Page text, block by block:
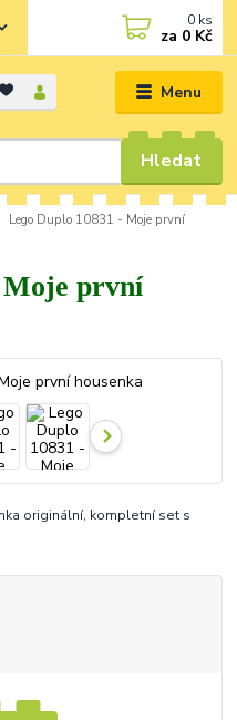
Menu
Hledat
0 ks
za 0 Kč
Lego Duplo 10831 - Moje první
Moje první
originální, kompletní set s